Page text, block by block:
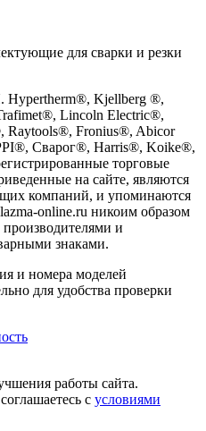
для сварки и резки
Kjellberg ®,
Lincoln Electric®,
Raytools®, Fronius®, Abicor
Сварог®, Harris®, Koike®,
торговые
на сайте, являются
компаний, и упоминаются
online.ru никоим образом
и
знаками.
и номера моделей
для удобства проверки
работы сайта.
с условиями